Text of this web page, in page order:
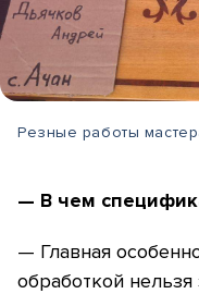
Резные работы
— В чем
— Главная
обработкой нельзя